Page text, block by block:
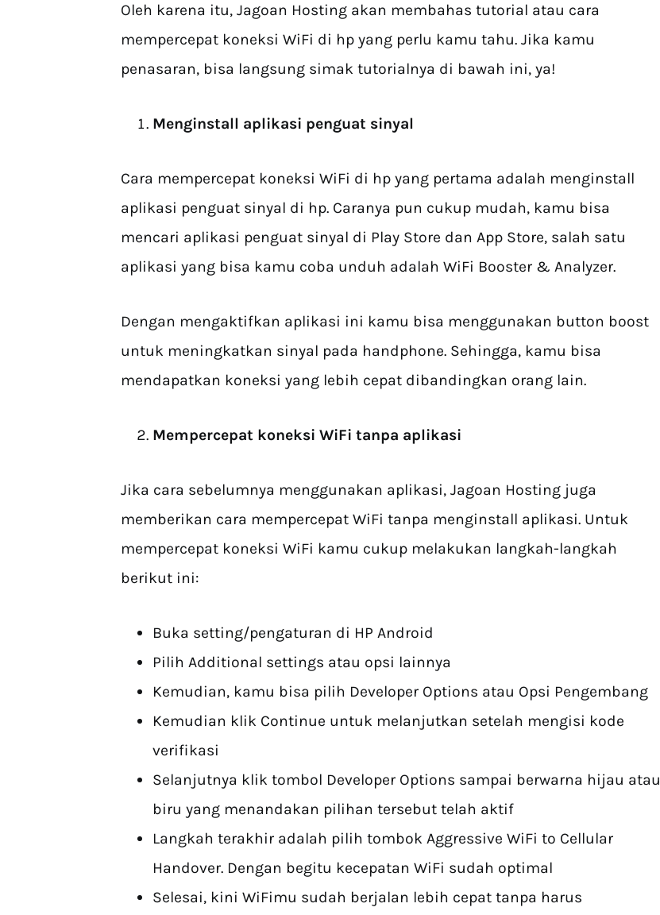
Oleh karena itu, Jagoan Hosting akan membahas tutorial atau cara
mempercepat koneksi WiFi di hp yang perlu kamu tahu. Jika kamu
penasaran, bisa langsung simak tutorialnya di bawah ini, ya!
Menginstall aplikasi penguat sinyal
Cara mempercepat koneksi WiFi di hp yang pertama adalah menginstall
aplikasi penguat sinyal di hp. Caranya pun cukup mudah, kamu bisa
mencari aplikasi penguat sinyal di Play Store dan App Store, salah satu
aplikasi yang bisa kamu coba unduh adalah WiFi Booster & Analyzer.
Dengan mengaktifkan aplikasi ini kamu bisa menggunakan button boost
untuk meningkatkan sinyal pada handphone. Sehingga, kamu bisa
mendapatkan koneksi yang lebih cepat dibandingkan orang lain.
Mempercepat koneksi WiFi tanpa aplikasi
Jika cara sebelumnya menggunakan aplikasi, Jagoan Hosting juga
memberikan cara mempercepat WiFi tanpa menginstall aplikasi. Untuk
mempercepat koneksi WiFi kamu cukup melakukan langkah-langkah
berikut ini:
Buka setting/pengaturan di HP Android
Pilih Additional settings atau opsi lainnya
Kemudian, kamu bisa pilih Developer Options atau Opsi Pengembang
Kemudian klik Continue untuk melanjutkan setelah mengisi kode
verifikasi
Selanjutnya klik tombol Developer Options sampai berwarna hijau atau
biru yang menandakan pilihan tersebut telah aktif
Langkah terakhir adalah pilih tombok Aggressive WiFi to Cellular
Handover. Dengan begitu kecepatan WiFi sudah optimal
Selesai, kini WiFimu sudah berjalan lebih cepat tanpa harus